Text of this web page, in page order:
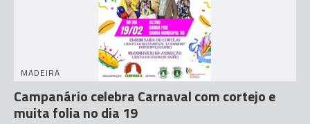
MADEIRA
Campanário celebra Carnaval com cortejo e
muita folia no dia 19